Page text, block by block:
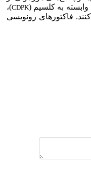
وابسته به کلسیم (CDPK)،
فاکتورهای رونویسی